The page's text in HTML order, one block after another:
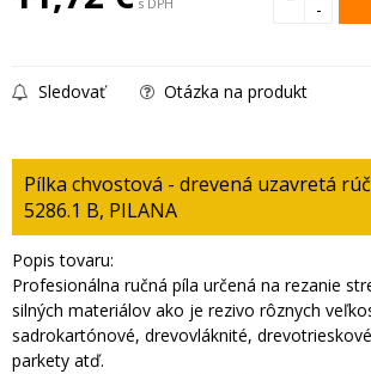
-
Sledovať Otázka na produkt
Pílka chvostová - drevená uzavretá
5286.1 B, PILANA
Popis tovaru:
Profesionálna ručná píla určená na rezanie
silných materiálov ako je rezivo rôznych
sadrokartónové, drevovláknité,
parkety atď.